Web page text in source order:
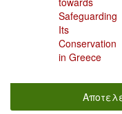
Safeguarding
Its
Conservation
in Greece